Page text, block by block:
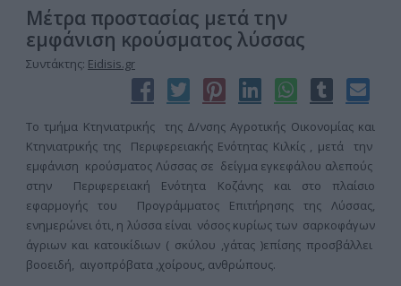
Μέτρα προστασίας μετά την
εμφάνιση κρούσματος λύσσας
Συντάκτης: Eidisis.gr
Το τμήμα Κτηνιατρικής της Δ/νσης Αγροτικής Οικονομίας και
Κτηνιατρικής της Περιφερειακής Ενότητας Κιλκίς , μετά την
εμφάνιση κρούσματος Λύσσας σε δείγμα εγκεφάλου αλεπούς
στην Περιφερειακή Ενότητα Κοζάνης και στο πλαίσιο
εφαρμογής του Προγράμματος Επιτήρησης της Λύσσας,
ενημερώνει ότι, η λύσσα είναι νόσος κυρίως των σαρκοφάγων
άγριων και κατοικίδιων ( σκύλου ,γάτας )επίσης προσβάλλει
βοοειδή, αιγοπρόβατα ,χοίρους, ανθρώπους.